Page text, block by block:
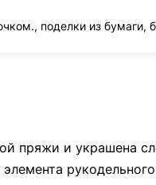
пряжи и украшена